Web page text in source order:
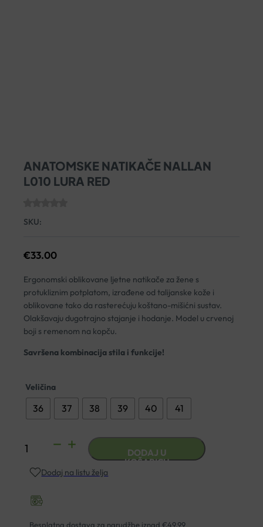
ANATOMSKE NATIKAČE NALLAN
L010 LURA RED
SKU:
€33.00
Ergonomski oblikovane ljetne natikače za žene s
protukliznim potplatom, izrađene od talijanske kože i
oblikovane tako da rasterećuju koštano-mišićni sustav.
Olakšavaju dugotrajno stajanje i hodanje. Model u crvenoj
boji s remenom na kopču.
Savršena kombinacija stila i funkcije!
Veličina
36 37 38 39 40 41
ANATOMSKE
NALLAN
LURA
RED
DODAJ U
KOŠARICU
Dodaj na listu želja
Besplatna dostava za narudžbe iznad €49,99